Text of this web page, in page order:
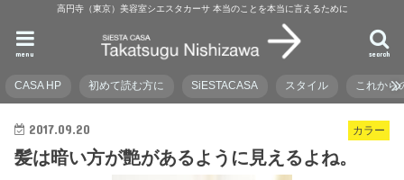
高円寺（東京）美容室シエスタカーサ 本当のことを本当に言えるために
search
menu
CASA HP 初めて読む方に SiESTACASA スタイル これから
カラー
2017.09.20
髪は暗い方が艶があるように見えるよね。